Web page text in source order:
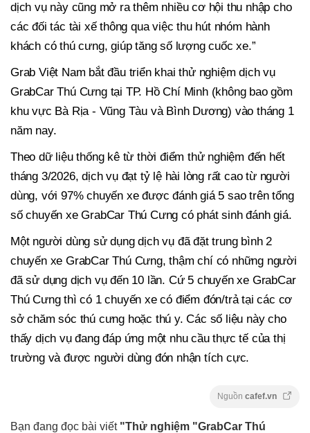
dịch vụ này cũng mở ra thêm nhiều cơ hội thu nhập cho
các đối tác tài xế thông qua việc thu hút nhóm hành
khách có thú cưng, giúp tăng số lượng cuốc xe.”
Grab Việt Nam bắt đầu triển khai thử nghiệm dịch vụ
GrabCar Thú Cưng tại TP. Hồ Chí Minh (không bao gồm
khu vực Bà Rịa - Vũng Tàu và Bình Dương) vào tháng 1
năm nay.
Theo dữ liệu thống kê từ thời điểm thử nghiệm đến hết
tháng 3/2026, dịch vụ đạt tỷ lệ hài lòng rất cao từ người
dùng, với 97% chuyến xe được đánh giá 5 sao trên tổng
số chuyến xe GrabCar Thú Cưng có phát sinh đánh giá.
Một người dùng sử dụng dịch vụ đã đặt trung bình 2
chuyến xe GrabCar Thú Cưng, thậm chí có những người
đã sử dụng dịch vụ đến 10 lần. Cứ 5 chuyến xe GrabCar
Thú Cưng thì có 1 chuyến xe có điểm đón/trả tại các cơ
sở chăm sóc thú cưng hoặc thú y. Các số liệu này cho
thấy dịch vụ đang đáp ứng một nhu cầu thực tế của thị
trường và được người dùng đón nhận tích cực.
Nguồn cafef.vn
Bạn đang đọc bài viết "Thử nghiệm "GrabCar Thú